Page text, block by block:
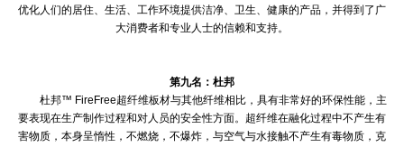
优化人们的居住、生活、工作环境提供洁净、卫生、健康的产品，并得到了广
大消费者和专业人士的信赖和支持。
第九名：杜邦
杜邦™ FireFree超纤维板材与其他纤维相比，具有非常好的环保性能，主
要表现在生产制作过程和对人员的安全性方面。超纤维在融化过程中不产生有
害物质，本身呈惰性，不燃烧，不爆炸，与空气与水接触不产生有毒物质，克